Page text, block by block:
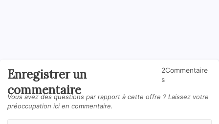
Enregistrer un
commentaire
2Commentaire
s
Vous avez des questions par rapport à cette offre ? Laissez votre
préoccupation ici en commentaire.